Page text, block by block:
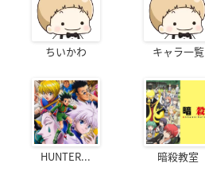
ちいかわ キャラ一覧
HUNTER... 暗殺教室